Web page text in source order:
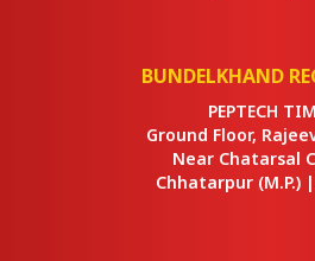
BUNDELKHAND
PEPTECH
Ground Floor,
Near Chatarsal
Chhatarpur (M.P.) |